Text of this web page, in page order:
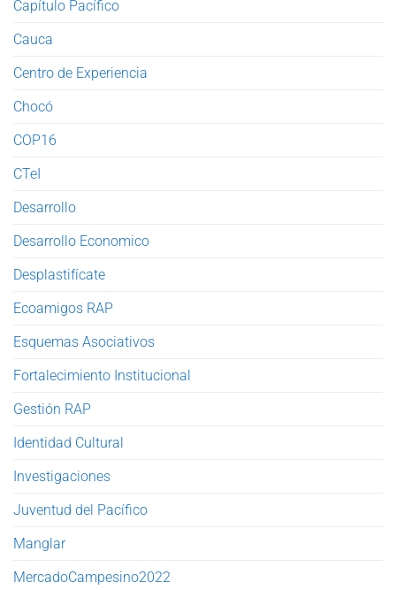
Capítulo Pacífico
Cauca
Centro de Experiencia
Chocó
COP16
CTeI
Desarrollo
Desarrollo Economico
Desplastifícate
Ecoamigos RAP
Esquemas Asociativos
Fortalecimiento Institucional
Gestión RAP
Identidad Cultural
Investigaciones
Juventud del Pacífico
Manglar
MercadoCampesino2022